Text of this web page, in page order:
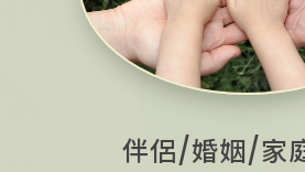
伴侶/婚姻/家